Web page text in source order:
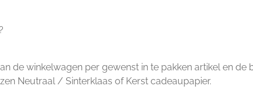
de winkelwagen per gewenst in te pakken artikel en de
Neutraal / Sinterklaas of Kerst cadeaupapier.